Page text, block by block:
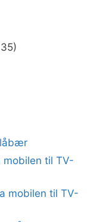
mobilen til TV-
mobilen til TV-